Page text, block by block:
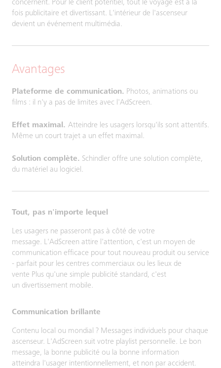
concernent. Pour le client potentiel, tout le voyage est à la
fois publicitaire et divertissant. L'intérieur de l'ascenseur
devient un événement multimédia.
Avantages
Plateforme de communication. Photos, animations ou
films : il n'y a pas de limites avec l'AdScreen.
Effet maximal. Atteindre les usagers lorsqu'ils sont attentifs.
Même un court trajet a un effet maximal.
Solution complète. Schindler offre une solution complète,
du matériel au logiciel.
Tout, pas n'importe lequel
Les usagers ne passeront pas à côté de votre
message. L'AdScreen attire l'attention, c'est un moyen de
communication efficace pour tout nouveau produit ou service
- parfait pour les centres commerciaux ou les lieux de
vente Plus qu'une simple publicité standard, c'est
un divertissement mobile.
Communication brillante
Contenu local ou mondial ? Messages individuels pour chaque
ascenseur. L'AdScreen suit votre playlist personnelle. Le bon
message, la bonne publicité ou la bonne information
atteindra l'usager intentionnellement, et non par accident.